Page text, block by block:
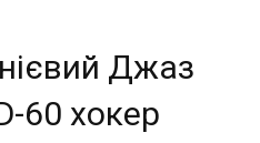
Джаз
60 хокер